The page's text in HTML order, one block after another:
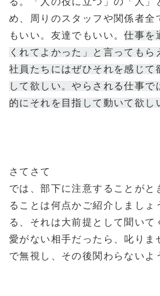
め、周りのスタッフや関係者全
もいい。友達でもいい。仕事を
くれてよかった」と言ってもら
社員たちにはぜひそれを感じて
して欲しい。やらされる仕事で
的にそれを目指して動いて欲し
さてさて
では、部下に注意することがと
ることは何点かご紹介しましょ
る、それは大前提として聞いて
愛がない相手だったら、叱りま
で無視し、その後関わらないよ